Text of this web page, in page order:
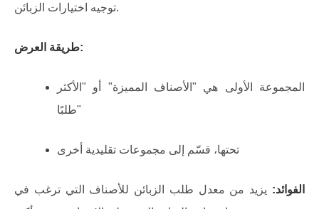
توجيه اختيارات الزبائن.
طريقة العرض:
المجموعة الأولى هي "الأصناف المميزة" أو "الأكثر
طلبًا"
تحتها، قسّم إلى مجموعات تقليدية أخرى
الفوائد: يزيد من معدل طلب الزبائن للأصناف التي ترغب في